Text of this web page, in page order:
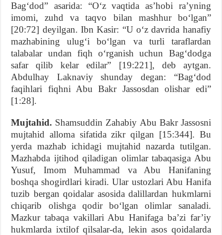
Bag‘dod” asarida: “O‘z vaqtida as’hobi ra’yning
imomi, zuhd va taqvo bilan mashhur bo‘lgan”
[20:72] deyilgan. Ibn Kasir: “U o‘z davrida hanafiy
mazhabining ulug‘i bo‘lgan va turli taraflardan
talabalar undan fiqh o‘rganish uchun Bag‘dodga
safar qilib kelar edilar” [19:221], deb aytgan.
Abdulhay Laknaviy shunday degan: “Bag‘dod
faqihlari fiqhni Abu Bakr Jassosdan olishar edi”
[1:28].
Mujtahid. Shamsuddin Zahabiy Abu Bakr Jassosni
mujtahid alloma sifatida zikr qilgan [15:344]. Bu
yerda mazhab ichidagi mujtahid nazarda tutilgan.
Mazhabda ijtihod qiladigan olimlar tabaqasiga Abu
Yusuf, Imom Muhammad va Abu Hanifaning
boshqa shogirdlari kiradi. Ular ustozlari Abu Hanifa
tuzib bergan qoidalar asosida dalillardan hukmlarni
chiqarib olishga qodir bo‘lgan olimlar sanaladi.
Mazkur tabaqa vakillari Abu Hanifaga ba’zi far’iy
hukmlarda ixtilof qilsalar-da, lekin asos qoidalarda